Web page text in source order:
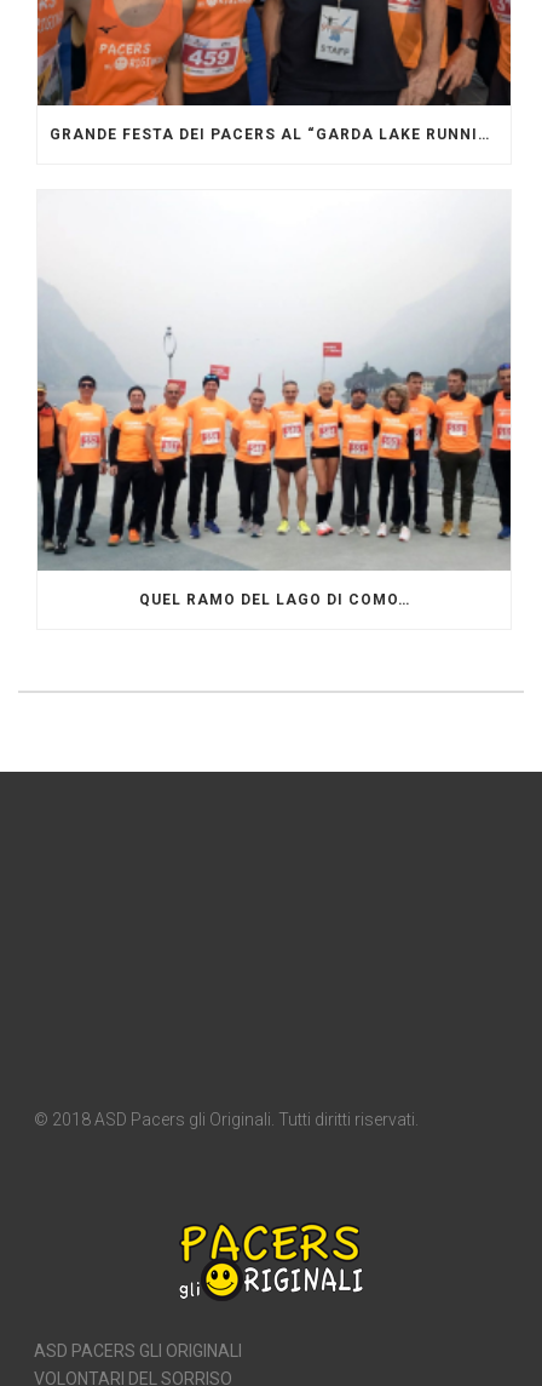
GRANDE FESTA DEI PACERS AL “GARDA LAKE RUNNING FESTIVAL”
QUEL RAMO DEL LAGO DI COMO…
© 2018 ASD Pacers gli Originali. Tutti diritti riservati.
ASD PACERS GLI ORIGINALI
VOLONTARI DEL SORRISO